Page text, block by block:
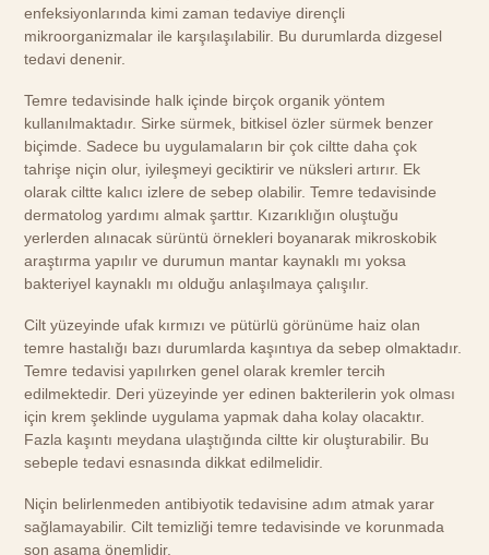
enfeksiyonlarında kimi zaman tedaviye dirençli
mikroorganizmalar ile karşılaşılabilir. Bu durumlarda dizgesel
tedavi denenir.
Temre tedavisinde halk içinde birçok organik yöntem
kullanılmaktadır. Sirke sürmek, bitkisel özler sürmek benzer
biçimde. Sadece bu uygulamaların bir çok ciltte daha çok
tahrişe niçin olur, iyileşmeyi geciktirir ve nüksleri artırır. Ek
olarak ciltte kalıcı izlere de sebep olabilir. Temre tedavisinde
dermatolog yardımı almak şarttır. Kızarıklığın oluştuğu
yerlerden alınacak sürüntü örnekleri boyanarak mikroskobik
araştırma yapılır ve durumun mantar kaynaklı mı yoksa
bakteriyel kaynaklı mı olduğu anlaşılmaya çalışılır.
Cilt yüzeyinde ufak kırmızı ve pütürlü görünüme haiz olan
temre hastalığı bazı durumlarda kaşıntıya da sebep olmaktadır.
Temre tedavisi yapılırken genel olarak kremler tercih
edilmektedir. Deri yüzeyinde yer edinen bakterilerin yok olması
için krem şeklinde uygulama yapmak daha kolay olacaktır.
Fazla kaşıntı meydana ulaştığında ciltte kir oluşturabilir. Bu
sebeple tedavi esnasında dikkat edilmelidir.
Niçin belirlenmeden antibiyotik tedavisine adım atmak yarar
sağlamayabilir. Cilt temizliği temre tedavisinde ve korunmada
son aşama önemlidir.